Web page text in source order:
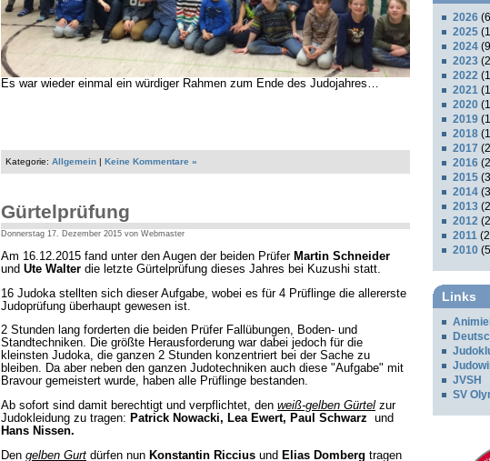
Es war wieder einmal ein würdiger Rahmen zum Ende des Judojahres…
Kategorie: Allgemein | Keine Kommentare »
Gürtelprüfung
Donnerstag 17. Dezember 2015 von Webmaster
Am 16.12.2015 fand unter den Augen der beiden Prüfer Martin Schneider
und Ute Walter die letzte Gürtelprüfung dieses Jahres bei Kuzushi statt.
16 Judoka stellten sich dieser Aufgabe, wobei es für 4 Prüflinge die allererste
Judoprüfung überhaupt gewesen ist.
2 Stunden lang forderten die beiden Prüfer Fallübungen, Boden- und
Standtechniken. Die größte Herausforderung war dabei jedoch für die
kleinsten Judoka, die ganzen 2 Stunden konzentriert bei der Sache zu
bleiben. Da aber neben den ganzen Judotechniken auch diese "Aufgabe" mit
Bravour gemeistert wurde, haben alle Prüflinge bestanden.
Ab sofort sind damit berechtigt und verpflichtet, den weiß-gelben Gürtel zur
Judokleidung zu tragen: Patrick Nowacki, Lea Ewert, Paul Schwarz und
Hans Nissen.
Den gelben Gurt dürfen nun Konstantin Riccius und Elias Domberg tragen
2026
2025
2024
2023
2022
2021
2020
2019
2018
2017
2016
2015
2014
2013
2012
2011
2010
Links
JVSH
SV